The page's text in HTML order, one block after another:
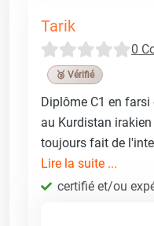
Tarik
0
🥉 Vérifié
Diplôme C1 en
au Kurdistan
toujours fait de
Lire la suite ...
certifié et/ou